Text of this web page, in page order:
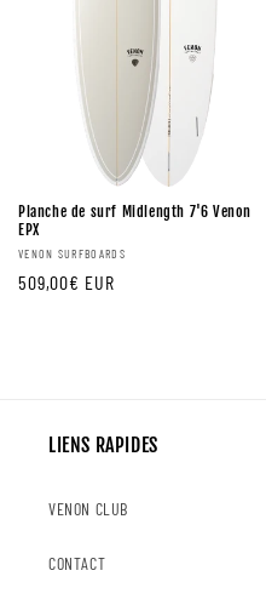
Planche de surf Midlength 7'6 Venon
EPX
Fournisseur:
VENON SURFBOARDS
Prix
509,00€ EUR
LIENS RAPIDES
VENON CLUB
CONTACT